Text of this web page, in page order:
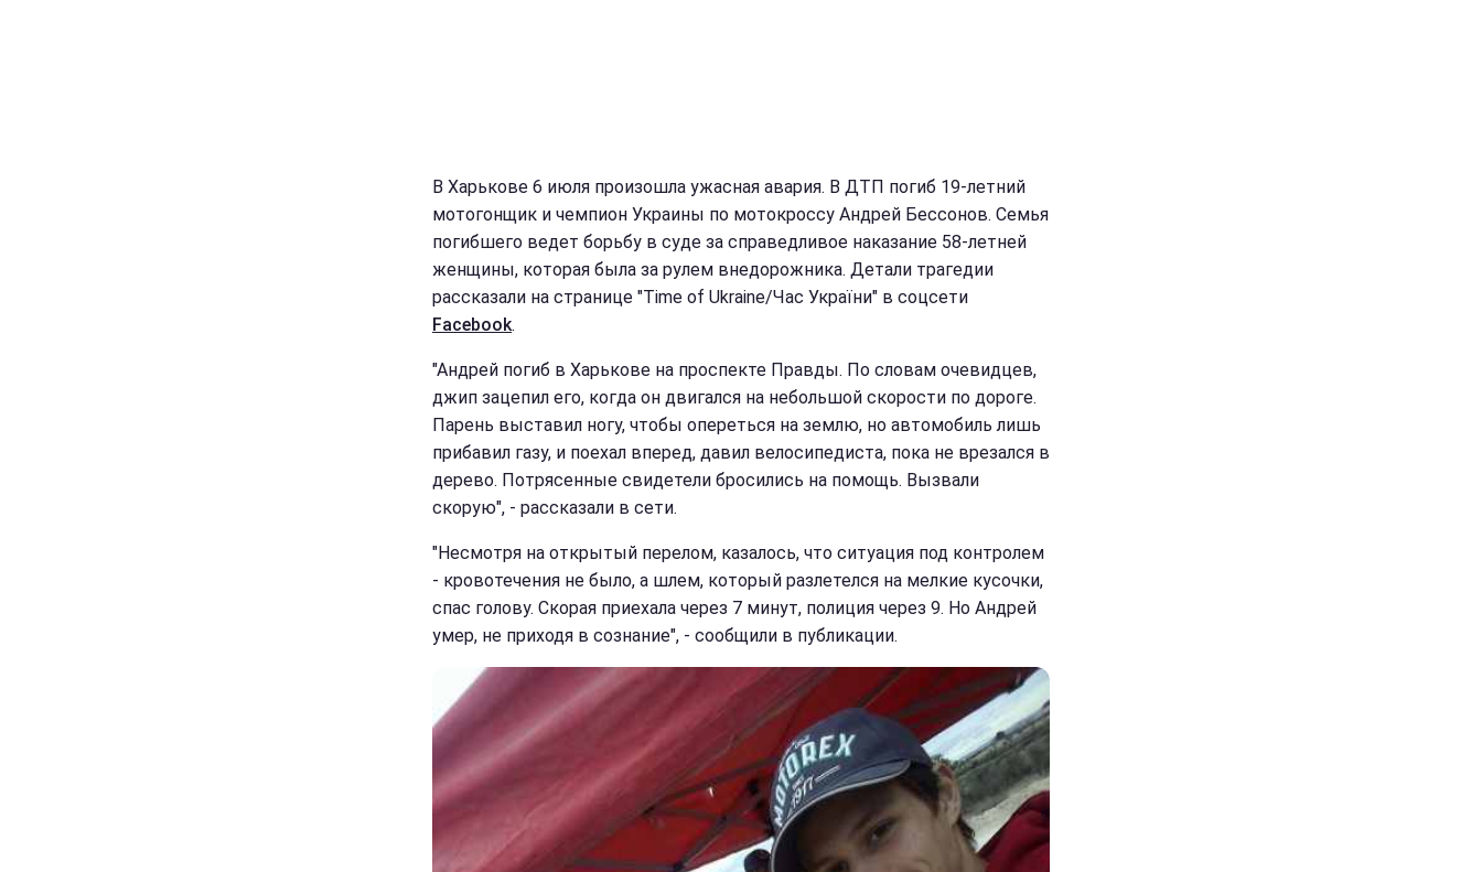
В Харькове 6 июля произошла ужасная авария. В ДТП погиб 19-летний
мотогонщик и чемпион Украины по мотокроссу Андрей Бессонов. Семья
погибшего ведет борьбу в суде за справедливое наказание 58-летней
женщины, которая была за рулем внедорожника. Детали трагедии
рассказали на странице "Time of Ukraine/Час України" в соцсети
Facebook.
"Андрей погиб в Харькове на проспекте Правды. По словам очевидцев,
джип зацепил его, когда он двигался на небольшой скорости по дороге.
Парень выставил ногу, чтобы опереться на землю, но автомобиль лишь
прибавил газу, и поехал вперед, давил велосипедиста, пока не врезался в
дерево. Потрясенные свидетели бросились на помощь. Вызвали
скорую", - рассказали в сети.
"Несмотря на открытый перелом, казалось, что ситуация под контролем
- кровотечения не было, а шлем, который разлетелся на мелкие кусочки,
спас голову. Скорая приехала через 7 минут, полиция через 9. Но Андрей
умер, не приходя в сознание", - сообщили в публикации.